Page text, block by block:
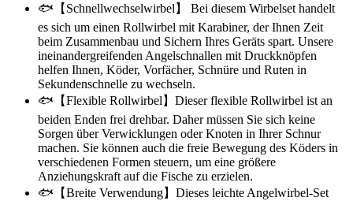
🐟【Schnellwechselwirbel】 Bei diesem Wirbelset handelt
es sich um einen Rollwirbel mit Karabiner, der Ihnen Zeit
beim Zusammenbau und Sichern Ihres Geräts spart. Unsere
ineinandergreifenden Angelschnallen mit Druckknöpfen
helfen Ihnen, Köder, Vorfächer, Schnüre und Ruten in
Sekundenschnelle zu wechseln.
🐟【Flexible Rollwirbel】Dieser flexible Rollwirbel ist an
beiden Enden frei drehbar. Daher müssen Sie sich keine
Sorgen über Verwicklungen oder Knoten in Ihrer Schnur
machen. Sie können auch die freie Bewegung des Köders in
verschiedenen Formen steuern, um eine größere
Anziehungskraft auf die Fische zu erzielen.
🐟【Breite Verwendung】Dieses leichte Angelwirbel-Set